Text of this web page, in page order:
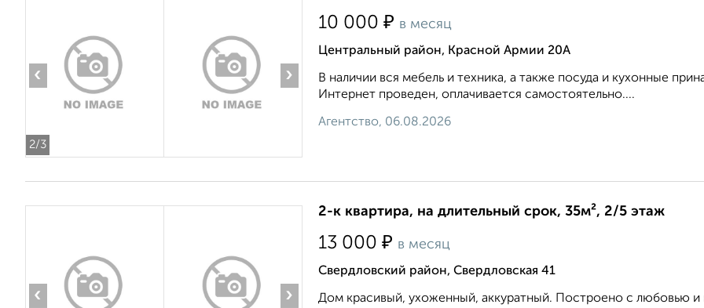
2/3
‹ ›
10 000 ₽ в месяц
Центральный район, Красной Армии 20А
В наличии вся мебель и техника, а также посуда и кухонные
Интернет проведен, оплачивается самостоятельно....
Агентство, 06.08.2026
‹ ›
2-к квартира, на длительный срок, 35м², 2/5 этаж
13 000 ₽ в месяц
Свердловский район, Свердловская 41
Дом красивый, ухоженный, аккуратный. Построено с любовью и